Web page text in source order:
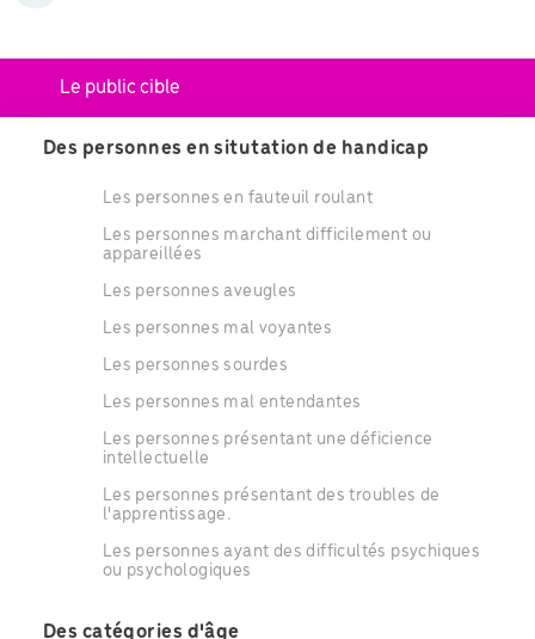
Le public cible
Des personnes en situtation de handicap
Les personnes en fauteuil roulant
Les personnes marchant difficilement ou
appareillées
Les personnes aveugles
Les personnes mal voyantes
Les personnes sourdes
Les personnes mal entendantes
Les personnes présentant une déficience
intellectuelle
Les personnes présentant des troubles de
l'apprentissage.
Les personnes ayant des difficultés psychiques
ou psychologiques
Des catégories d'âge